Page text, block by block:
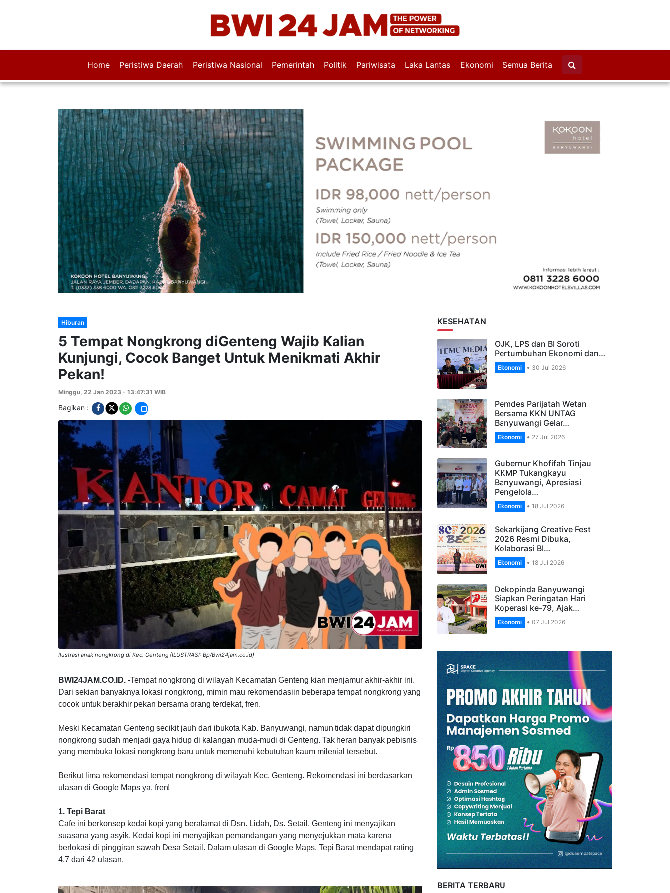
Home Peristiwa Daerah Peristiwa Nasional Pemerintah Politik Pariwisata Laka Lantas Ekonomi Semua Berita
Hiburan
5 Tempat Nongkrong diGenteng Wajib Kalian
Kunjungi, Cocok Banget Untuk Menikmati Akhir
Pekan!
Minggu, 22 Jan 2023 - 13:47:31 WIB
Bagikan :
Ilustrasi anak nongkrong di Kec. Genteng (ILUSTRASI: Bp/Bwi24jam.co.id)
-Tempat nongkrong di wilayah Kecamatan Genteng kian menjamur akhir-akhir ini.
cocok untuk berakhir pekan bersama orang terdekat, fren.
Meski Kecamatan Genteng sedikit jauh dari ibukota Kab. Banyuwangi, namun tidak dapat dipungkiri
yang membuka lokasi nongkrong baru untuk memenuhi kebutuhan kaum milenial tersebut.
ulasan di Google Maps ya, fren!
Tepi Barat
Cafe ini berkonsep kedai kopi yang beralamat di Dsn. Lidah, Ds. Setail, Genteng ini menyajikan
suasana yang asyik. Kedai kopi ini menyajikan pemandangan yang menyejukkan mata karena
4,7 dari 42 ulasan.
KESEHATAN
OJK, LPS dan BI Soroti
Pemdes Parijatah Wetan
Bersama KKN UNTAG
Ekonomi 27 Jul 2026
Gubernur Khofifah Tinjau
KKMP Tukangkayu
Banyuwangi, Apresiasi
Ekonomi 18 Jul 2026
Sekarkijang Creative Fest
2026 Resmi Dibuka,
Ekonomi 18 Jul 2026
Dekopinda Banyuwangi
Siapkan Peringatan Hari
Ekonomi 07 Jul 2026